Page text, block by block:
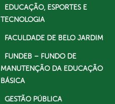
EDUCAÇÃO, ESPORTES E
TECNOLOGIA
FACULDADE DE BELO JARDIM
FUNDEB – FUNDO DE
MANUTENÇÃO DA EDUCAÇÃO
BÁSICA
GESTÃO PÚBLICA